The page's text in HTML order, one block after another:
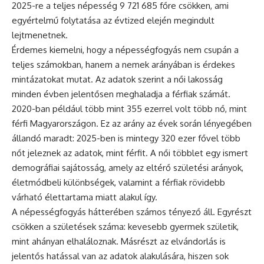
2025-re a teljes népesség 9 721 685 főre csökken, ami
egyértelmű folytatása az évtized elején megindult
lejtmenetnek.
Érdemes kiemelni, hogy a népességfogyás nem csupán a
teljes számokban, hanem a nemek arányában is érdekes
mintázatokat mutat. Az adatok szerint a női lakosság
minden évben jelentősen meghaladja a férfiak számát.
2020-ban például több mint 355 ezerrel volt több nő, mint
férfi Magyarországon. Ez az arány az évek során lényegében
állandó maradt: 2025-ben is mintegy 320 ezer fővel több
nőt jeleznek az adatok, mint férfit. A női többlet egy ismert
demográfiai sajátosság, amely az eltérő születési arányok,
életmódbeli különbségek, valamint a férfiak rövidebb
várható élettartama miatt alakul így.
A népességfogyás hátterében számos tényező áll. Egyrészt
csökken a születések száma: kevesebb gyermek születik,
mint ahányan elhaláloznak. Másrészt az elvándorlás is
jelentős hatással van az adatok alakulására, hiszen sok